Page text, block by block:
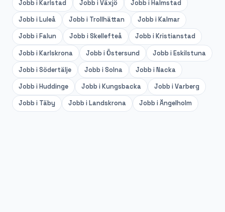
Jobb iKarlstad Jobb iVäxjö Jobb iHalmstad
Jobb iLuleå Jobb i Trollhättan Jobb iKalmar
Jobb iFalun Jobb iSkellefteå Jobb iKristianstad
Jobb iKarlskrona Jobb iÖstersund Jobb iEskilstuna
Jobb iSödertälje Jobb iSolna Jobb iNacka
Jobb iHuddinge Jobb iKungsbacka Jobb iVarberg
Jobb i Täby Jobb iLandskrona Jobb iÄngelholm